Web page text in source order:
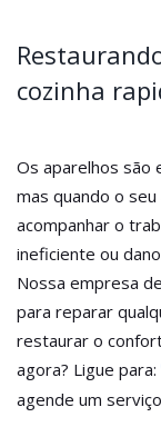
cozinha
Os aparelhos são
mas quando o
acompanhar o
ineficiente ou
Nossa empresa
para reparar
restaurar o
agora? Ligue para:
agende um